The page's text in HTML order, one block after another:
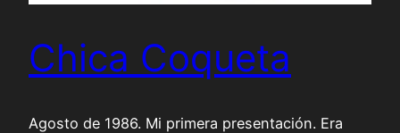
Chica Coqueta
Agosto de 1986. Mi primera presentación. Era